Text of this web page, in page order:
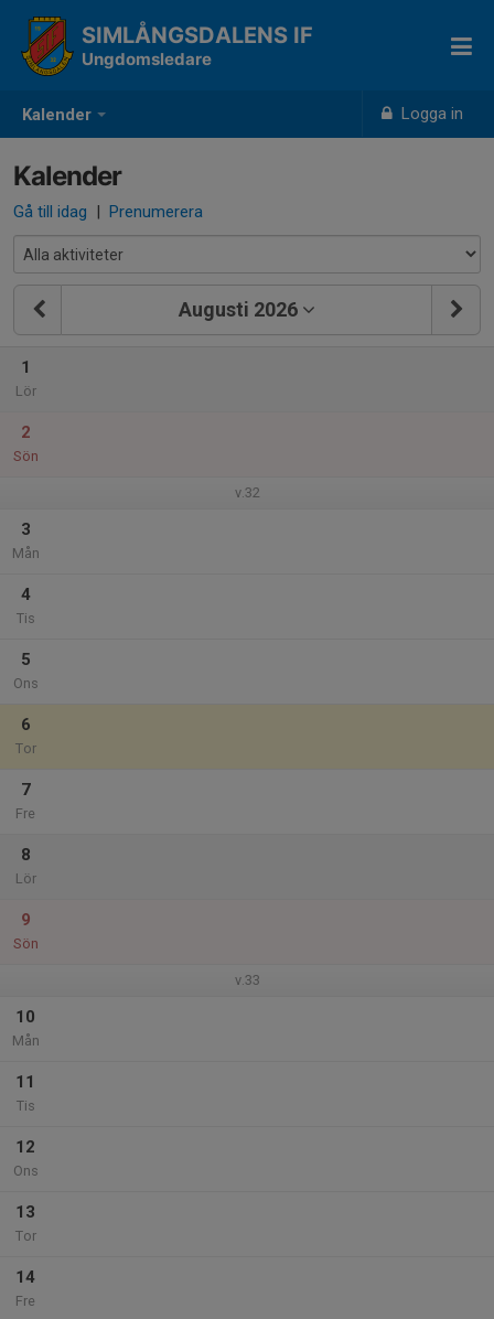
Kalender Logga in
SIMLÅNGSDALENS IF
Ungdomsledare
Kalender
Gå till idag | Prenumerera
Augusti 2026
1
Lör
2
Sön
v.32
3
Mån
4
Tis
5
Ons
6
Tor
7
Fre
8
Lör
9
Sön
v.33
10
Mån
11
Tis
12
Ons
13
Tor
14
Fre